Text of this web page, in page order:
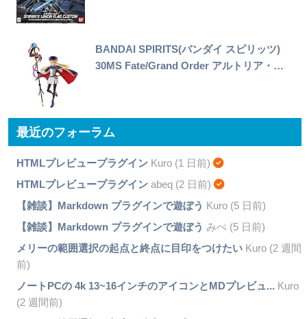
BANDAI SPIRITS(バンダイ スピリッツ)
30MS Fate/Grand Order アルトリア・…
最近のフォーラム
HTMLプレビュープラグインKuro (1 日前)
HTMLプレビュープラグインabeq (2 日前)
【雑談】Markdown プラグインで遊ぼう Kuro (5 日前)
【雑談】Markdown プラグインで遊ぼう みぺ (5 日前)
メリーの範囲選択の起点と終点に目印をつけたいKuro (2 週間
前)
ノートPCの 4k 13~16インチのアイコンとMDプレビュ... Kuro
(2 週間前)